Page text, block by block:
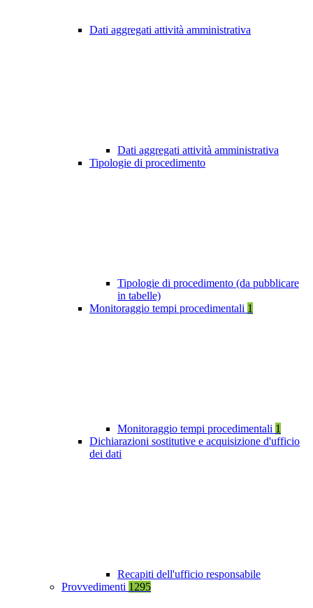
Dati aggregati attività amministrativa
Dati aggregati attività amministrativa
Tipologie di procedimento
Tipologie di procedimento (da pubblicare
in tabelle)
Monitoraggio tempi procedimentali 1
Monitoraggio tempi procedimentali 1
Dichiarazioni sostitutive e acquisizione d'ufficio
dei dati
Recapiti dell'ufficio responsabile
Provvedimenti 1295